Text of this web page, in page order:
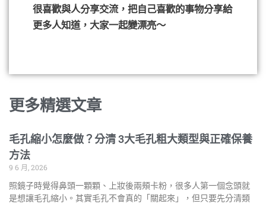
很喜歡與人分享交流，把自己喜歡的事物分享給
更多人知道，大家一起變漂亮～
更多精選文章
毛孔縮小怎麼做？分清 3大毛孔粗大類型與正確保養
方法
9 6 月, 2026
照鏡子時覺得鼻頭一顆顆、上妝後兩頰卡粉，很多人第一個念頭就
是想讓毛孔縮小。其實毛孔不會真的「關起來」，但只要先分清類